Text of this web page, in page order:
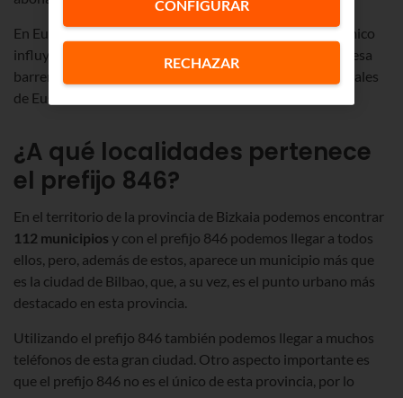
En Euskaltel somos conscientes de que el factor económico
influye a la hora de hacer llamadas, por eso eliminamos esa
barrera y favorecemos las comunicaciones interterritoriales
de Euskadi.
¿A qué localidades pertenece
el prefijo 846?
En el territorio de la provincia de Bizkaia podemos encontrar
112 municipios y con el prefijo 846 podemos llegar a todos
ellos, pero, además de estos, aparece un municipio más que
es la ciudad de Bilbao, que, a su vez, es el punto urbano más
destacado en esta provincia.
Utilizando el prefijo 846 también podemos llegar a muchos
teléfonos de esta gran ciudad. Otro aspecto importante es
que el prefijo 846 no es el único de esta provincia, por lo
CONFIGURAR
RECHAZAR